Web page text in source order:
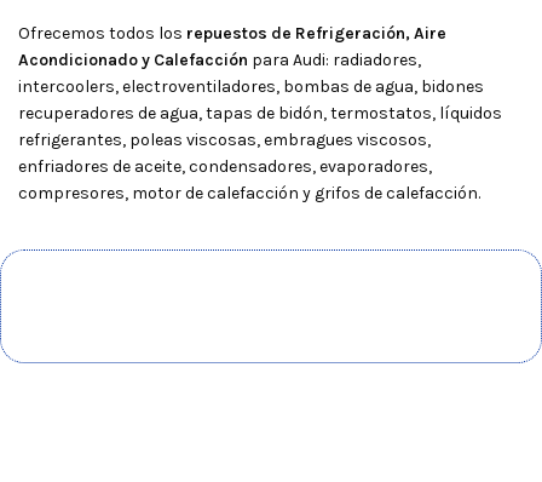
Ofrecemos todos los repuestos de Refrigeración, Aire
Acondicionado y Calefacción para Audi: radiadores,
intercoolers, electroventiladores, bombas de agua, bidones
recuperadores de agua, tapas de bidón, termostatos, líquidos
refrigerantes, poleas viscosas, embragues viscosos,
enfriadores de aceite, condensadores, evaporadores,
compresores, motor de calefacción y grifos de calefacción.